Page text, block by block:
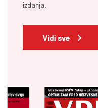
izdanja.
Vidi sve